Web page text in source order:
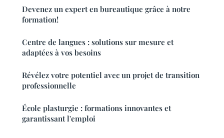
Devenez un expert en bureautique grâce à notre
formation!
Centre de langues : solutions sur mesure et
adaptées à vos besoins
Révélez votre potentiel avec un projet de transition
professionnelle
École plasturgie : formations innovantes et
garantissant l'emploi